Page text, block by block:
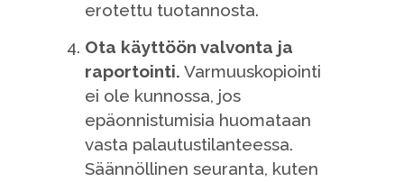
erotettu tuotannosta.
Ota käyttöön valvonta ja
raportointi. Varmuuskopiointi
ei ole kunnossa, jos
epäonnistumisia huomataan
vasta palautustilanteessa.
Säännöllinen seuranta, kuten